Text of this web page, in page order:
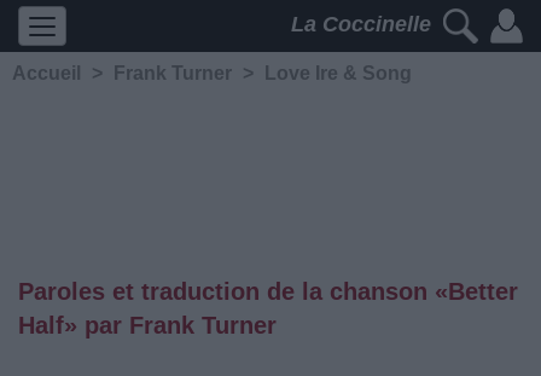
La Coccinelle
Accueil > Frank Turner > Love Ire & Song
Paroles et traduction de la chanson «Better
Half» par Frank Turner